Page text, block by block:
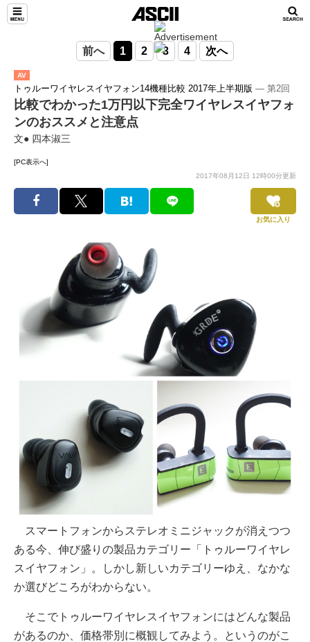
前へ 1 2 3 4 次へ
AV
トゥルーワイヤレスイヤフォン14機種比較 2017年上半期版 ― 第2回
比較でわかった1万円以下完全ワイヤレスイヤフォ
ンのおススメと注意点
文● 四本淑三
[PC表示へ]
2017年08月12日 12時00分更新
お気に入り
スマートフォンからステレオミニジャックが消えつつ
ある今、伸び盛りの製品カテゴリー「トゥルーワイヤレ
スイヤフォン」。しかし新しいカテゴリーゆえ、なかな
か選びどころがわからない。
そこでトゥルーワイヤレスイヤフォンにはどんな製品
があるのか、価格帯別に概観してみよう。というのがこ